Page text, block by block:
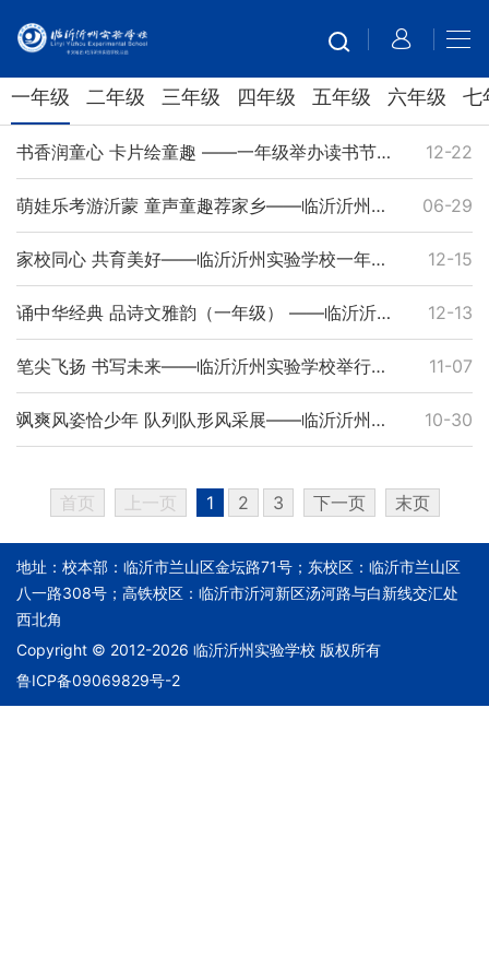
一年级 二年级 三年级 四年级 五年级 六年级 七
书香润童心 卡片绘童趣 ——一年级举办读书节“创意读书卡”制作活动 12-22
萌娃乐考游沂蒙 童声童趣荐家乡——临沂沂州实验学校一年级开展“小小文旅推荐官”乐考活动 06-29
家校同心 共育美好——临沂沂州实验学校一年级家长会圆满举行 12-15
诵中华经典 品诗文雅韵（一年级） ——临沂沂州实验学校读书节系列活动（三） 12-13
笔尖飞扬 书写未来——临沂沂州实验学校举行一年级书写大赛 11-07
飒爽风姿恰少年 队列队形风采展——临沂沂州实验学校一年级队列队形比赛 10-30
首页 上一页 1 2 3 下一页 末页
地址：校本部：临沂市兰山区金坛路71号；东校区：临沂市兰山区
八一路308号；高铁校区：临沂市沂河新区汤河路与白新线交汇处
西北角
Copyright © 2012-2026 临沂沂州实验学校 版权所有
鲁ICP备09069829号-2